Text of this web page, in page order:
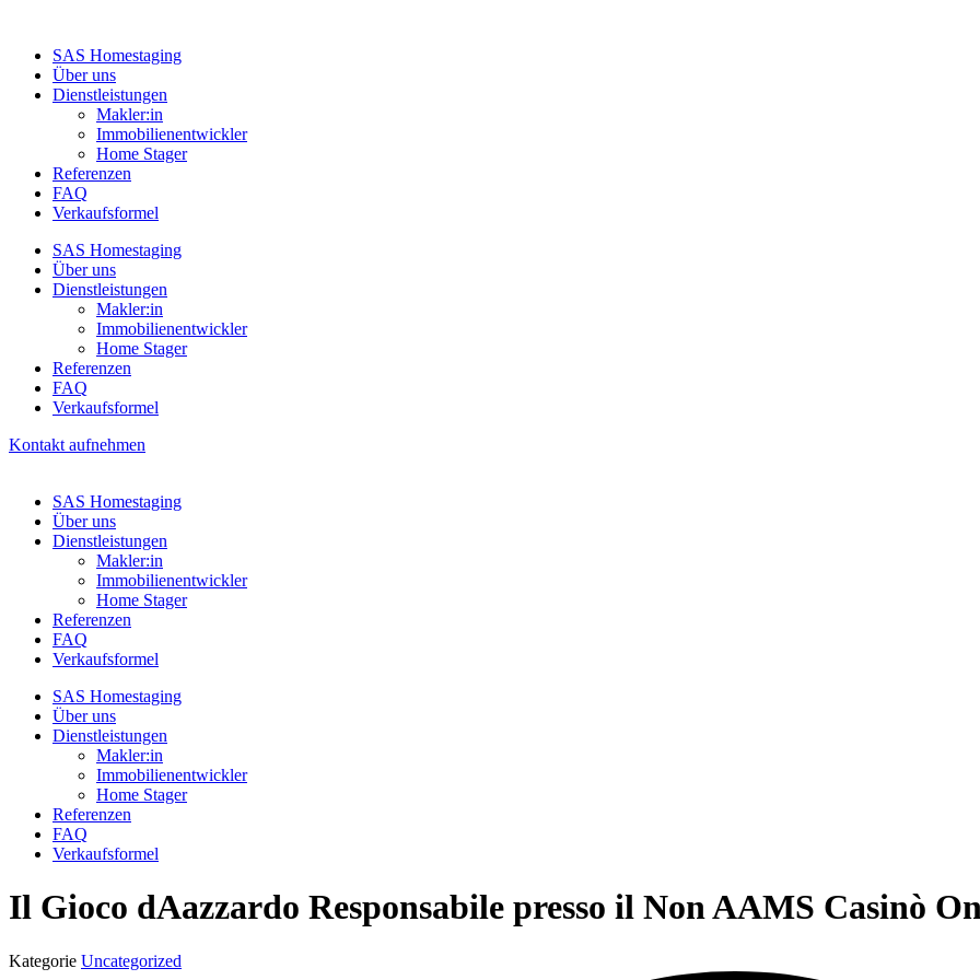
SAS Homestaging
Über uns
Dienstleistungen
Makler:in
Immobilienentwickler
Home Stager
Referenzen
FAQ
Verkaufsformel
SAS Homestaging
Über uns
Dienstleistungen
Makler:in
Immobilienentwickler
Home Stager
Referenzen
FAQ
Verkaufsformel
Kontakt aufnehmen
SAS Homestaging
Über uns
Dienstleistungen
Makler:in
Immobilienentwickler
Home Stager
Referenzen
FAQ
Verkaufsformel
SAS Homestaging
Über uns
Dienstleistungen
Makler:in
Immobilienentwickler
Home Stager
Referenzen
FAQ
Verkaufsformel
Il Gioco dAazzardo Responsabile presso il Non AAMS Casinò
Kategorie Uncategorized